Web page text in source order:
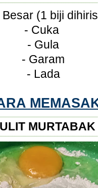
Besar (1 biji
- Cuka
- Gula
- Garam
- Lada
MURTABAK